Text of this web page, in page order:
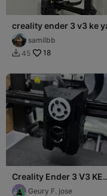
creality ender 3 v3 ke
flement desteği ve
samilbb
 45 18
Creality Ender 3 V3 KE
visualizador de extrusor
Geury F. jose